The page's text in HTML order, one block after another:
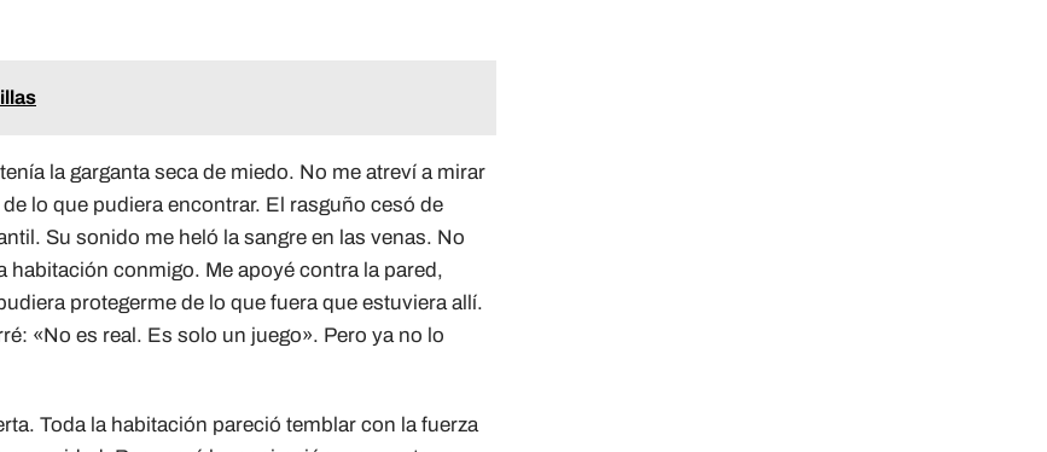
la garganta seca de miedo. No me atreví a mirar
lo que pudiera encontrar. El rasguño cesó de
Su sonido me heló la sangre en las venas. No
habitación conmigo. Me apoyé contra la pared,
protegerme de lo que fuera que estuviera allí.
«No es real. Es solo un juego». Pero ya no lo
Toda la habitación pareció temblar con la fuerza